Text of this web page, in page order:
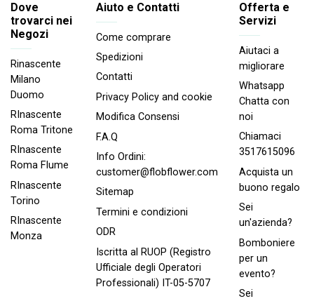
Dove
trovarci nei
Negozi
Rinascente
Milano
Duomo
RInascente
Roma Tritone
RInascente
Roma FIume
RInascente
Torino
RInascente
Monza
Aiuto e Contatti
Come comprare
Spedizioni
Contatti
Privacy Policy and cookie
Modifica Consensi
F.A.Q
Info Ordini:
customer@flobflower.com
Sitemap
Termini e condizioni
ODR
Iscritta al RUOP (Registro
Ufficiale degli Operatori
Professionali) IT-05-5707
Offerta e
Servizi
Aiutaci a
migliorare
Whatsapp
Chatta con
noi
Chiamaci
3517615096
Acquista un
buono regalo
Sei
un'azienda?
Bomboniere
per un
evento?
Sei